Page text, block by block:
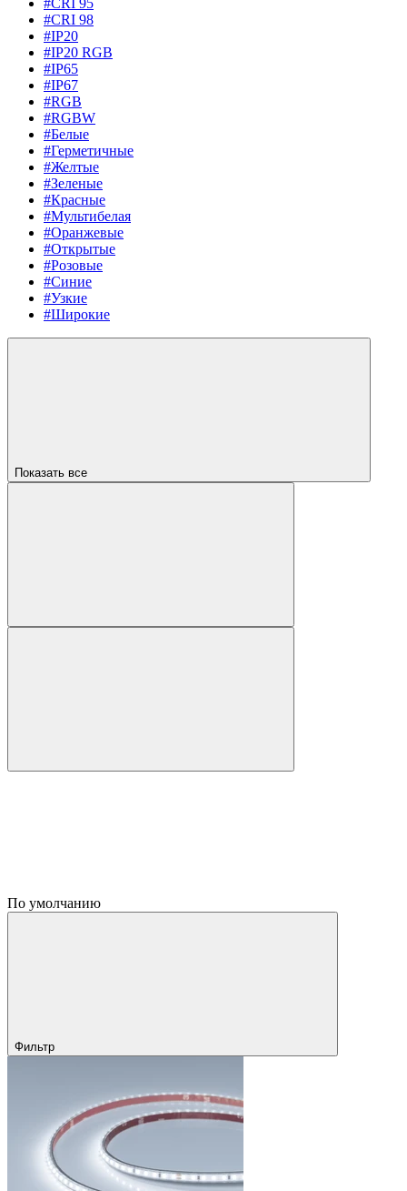
#CRI 98
#IP20
#IP20 RGB
#IP65
#IP67
#RGB
#RGBW
#Белые
#Герметичные
#Желтые
#Зеленые
#Красные
#Мультибелая
#Оранжевые
#Открытые
#Розовые
#Синие
#Узкие
#Широкие
Показать все
По умолчанию
Фильтр